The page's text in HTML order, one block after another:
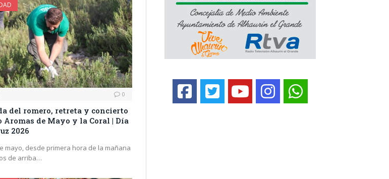
0
del romero, retreta y concierto
Aromas de Mayo y la Coral | Día
2026
mayo, desde primera hora de la mañana
de arriba…